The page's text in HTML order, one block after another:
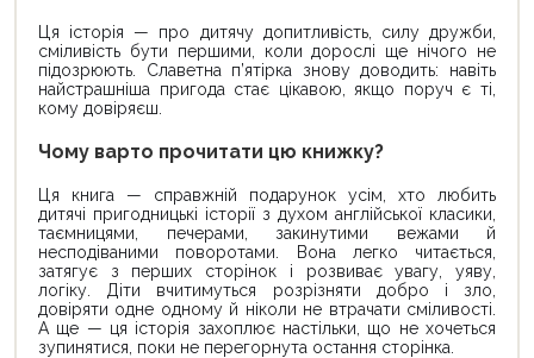
Ця історія — про дитячу допитливість, силу дружби,
сміливість бути першими, коли дорослі ще нічого не
підозрюють. Славетна п’ятірка знову доводить: навіть
найстрашніша пригода стає цікавою, якщо поруч є ті,
кому довіряєш.
Чому варто прочитати цю книжку?
Ця книга — справжній подарунок усім, хто любить
дитячі пригодницькі історії з духом англійської класики,
таємницями, печерами, закинутими вежами й
несподіваними поворотами. Вона легко читається,
затягує з перших сторінок і розвиває увагу, уяву,
логіку. Діти вчитимуться розрізняти добро і зло,
довіряти одне одному й ніколи не втрачати сміливості.
А ще — ця історія захоплює настільки, що не хочеться
зупинятися, поки не перегорнута остання сторінка.